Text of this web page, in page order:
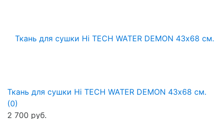
Ткань для сушки Hi TECH WATER DEMON 43х68 см.
(0)
2 700 руб.